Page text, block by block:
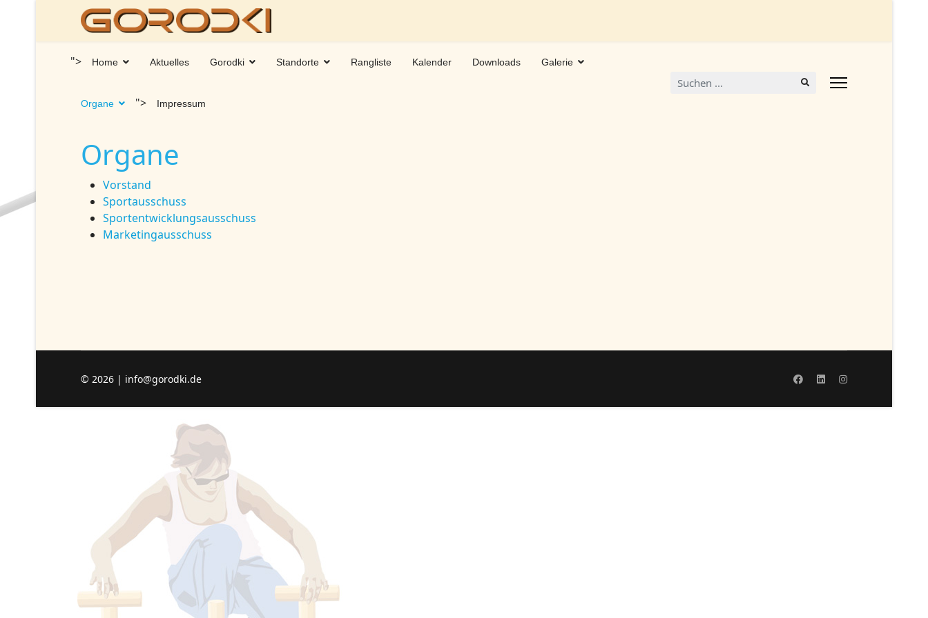
"> Home Aktuelles Gorodki Standorte Rangliste Kalender Downloads Galerie
Organe "> Impressum
Suchen
Organe
Vorstand
Sportausschuss
Sportentwicklungsausschuss
Marketingausschuss
© 2026 | info@gorodki.de